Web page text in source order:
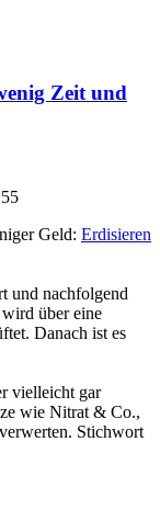
Zeit und
Geld: Erdisieren
und nachfolgend
über eine
Danach ist es
vielleicht gar
wie Nitrat & Co.,
Stichwort